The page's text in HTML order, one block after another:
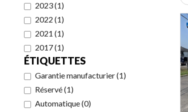
2023(1)
2022 (1)
2021 (1)
2017(1)
ÉTIQUETTES
Garantie manufacturier(1)
Réservé(1)
Automatique(0)